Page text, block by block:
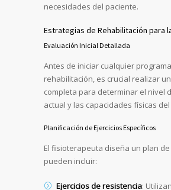
necesidades del paciente.
Estrategias de Rehabilitación para
Evaluación Inicial Detallada
Antes de iniciar cualquier
rehabilitación, es crucial realizar
completa para determinar el nivel
actual y las capacidades físicas
Planificación de Ejercicios Específicos
El fisioterapeuta diseña un plan
pueden incluir:
Ejercicios de resistencia: